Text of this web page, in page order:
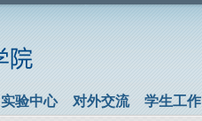
实验中心 对外交流 学生工作